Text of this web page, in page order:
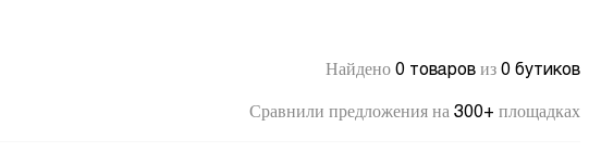
Найдено 0 товаров из 0 бутиков
Сравнили предложения на 300+ площадках